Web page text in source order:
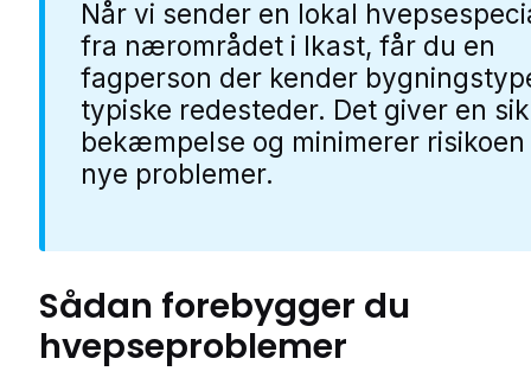
Når vi sender en lokal
fra nærområdet i Ikast, får du en
fagperson der kender
typiske redesteder. Det giver en
bekæmpelse og minimerer
nye problemer.
Sådan forebygger du
hvepseproblemer